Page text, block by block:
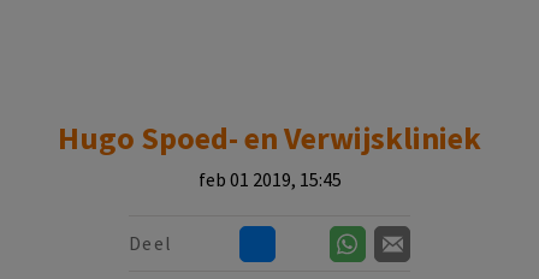
Hugo Spoed- en Verwijskliniek
feb 01 2019, 15:45
Deel